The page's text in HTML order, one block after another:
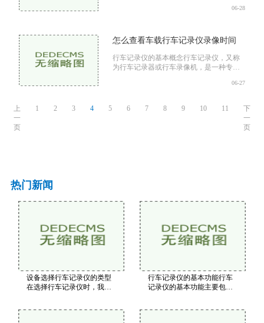
1920x1080像素）是目前较为主流的分辨06-28
怎么查看车载行车记录仪录像时间
行车记录仪的基本概念行车记录仪，又称
为行车记录器或行车录像机，是一种专为
和存储设备，记录驾驶过程中的视频和音
06-27
上
一
页
1 2 3 4 5 6 7 8 9 10 11
下
一
页
热门新闻
设备选择行车记录仪的类型
在选择行车记录仪时，我们
行车记录仪的基本功能行车
记录仪的基本功能主要包括